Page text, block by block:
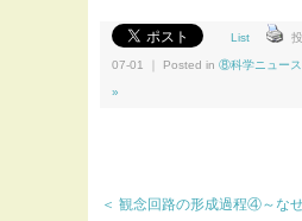
List
07-01 ｜ Posted in ⑧科学ニュース
»
＜ 観念回路の形成過程④～な